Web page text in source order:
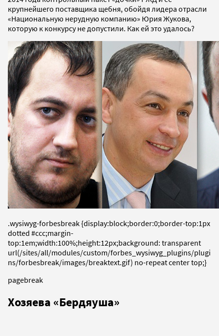
крупнейшего поставщика щебня, обойдя лидера отрасли
«Национальную нерудную компанию» Юрия Жукова,
которую к конкурсу не допустили. Как ей это удалось?
.wysiwyg-forbesbreak {display:block;border:0;border-top:1px
dotted #ccc;margin-
top:1em;width:100%;height:12px;background: transparent
url(/sites/all/modules/custom/forbes_wysiwyg_plugins/plugi
ns/forbesbreak/images/breaktext.gif) no-repeat center top;}
pagebreak
Хозяева «Бердяуша»